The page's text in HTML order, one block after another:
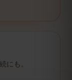
にも。